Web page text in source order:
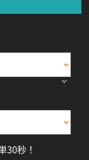
30秒！